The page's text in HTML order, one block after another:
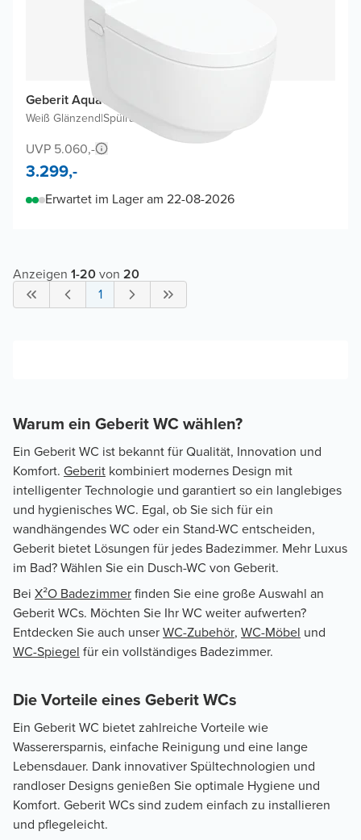
Geberit Aquaclean Mera Dusch WC
Weiß Glänzend|Spülrandlos
UVP 5.060,-
3.299,-
Erwartet im Lager am 22-08-2026
Anzeigen 1-20von 20
1
Warum ein Geberit WC wählen?
Ein Geberit WC ist bekannt für Qualität, Innovation und
Komfort. Geberit kombiniert modernes Design mit
intelligenter Technologie und garantiert so ein langlebiges
und hygienisches WC. Egal, ob Sie sich für ein
wandhängendes WC oder ein Stand-WC entscheiden,
Geberit bietet Lösungen für jedes Badezimmer. Mehr Luxus
im Bad? Wählen Sie ein Dusch-WC von Geberit.
Bei X²O Badezimmerfinden Sie eine große Auswahl an
Geberit WCs. Möchten Sie Ihr WC weiter aufwerten?
Entdecken Sie auch unserWC-Zubehör, WC-Möbel und
WC-Spiegel für ein vollständiges Badezimmer.
Die Vorteile eines Geberit WCs
Ein Geberit WC bietet zahlreiche Vorteile wie
Wasserersparnis, einfache Reinigung und eine lange
Lebensdauer. Dank innovativer Spültechnologien und
randloser Designs genießen Sie optimale Hygiene und
Komfort. Geberit WCs sind zudem einfach zu installieren
und pflegeleicht.